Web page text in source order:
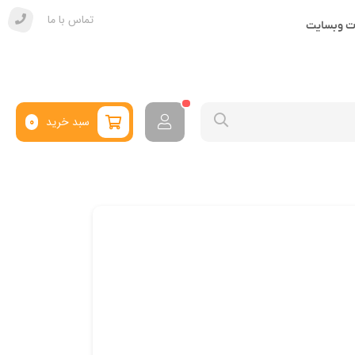
وبسایت تماس با ما
سبد خرید 0